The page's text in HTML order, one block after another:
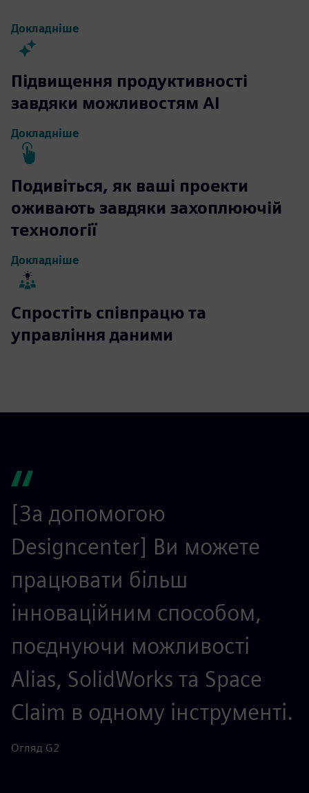
Докладніше
Підвищення продуктивності
завдяки можливостям AI
Докладніше
Подивіться, як ваші проекти
оживають завдяки захоплюючій
технології
Докладніше
Спростіть співпрацю та
управління даними
[За допомогою
Designcenter] Ви можете
працювати більш
інноваційним способом,
поєднуючи можливості
Alias, SolidWorks та Space
Claim в одному інструменті.
Огляд G2